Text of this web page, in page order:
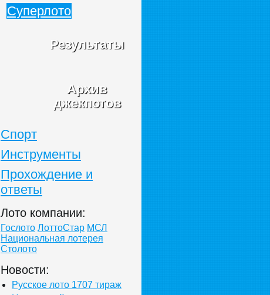
Суперлото
Результаты
Архив
джекпотов
Спорт
Инструменты
Прохождение и
ответы
Лото компании:
Гослото ЛоттоСтар МСЛ
Национальная лотерея
Столото
Новости:
Русское лото 1707 тираж